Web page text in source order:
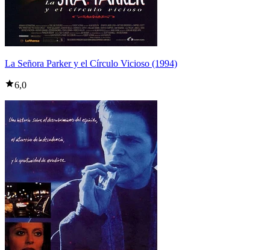
La Señora Parker y el Círculo Vicioso (1994)
6,0